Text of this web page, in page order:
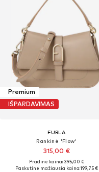
Premium
IŠPARDAVIMAS
FURLA
Rankinė 'Flow'
315,00 €
Pradinė kaina: 395,00 €
Paskutinė mažiausia kaina:199,75 €